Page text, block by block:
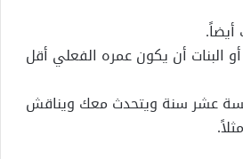
أو البنات أن يكون عمره الفعلي أقل
عشر سنة ويتحدث معك ويناقش